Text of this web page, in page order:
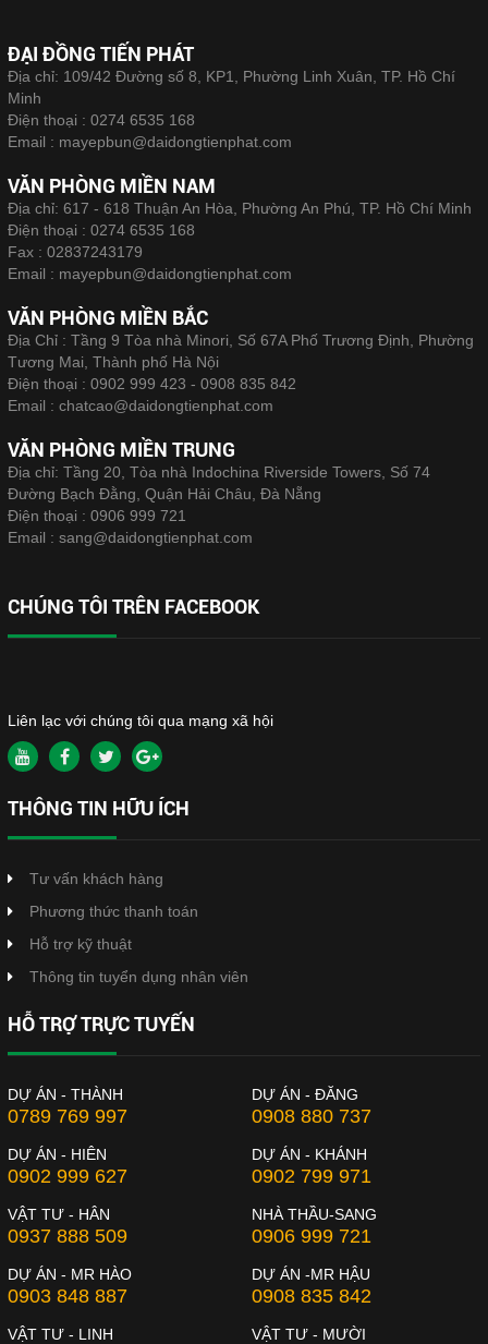
ĐẠI ĐỒNG TIẾN PHÁT
Địa chỉ: 109/42 Đường số 8, KP1, Phường Linh Xuân, TP. Hồ Chí
Minh
Điện thoại : 0274 6535 168
Email : mayepbun@daidongtienphat.com
VĂN PHÒNG MIỀN NAM
Địa chỉ: 617 - 618 Thuận An Hòa, Phường An Phú, TP. Hồ Chí Minh
Điện thoại : 0274 6535 168
Fax : 02837243179
Email : mayepbun@daidongtienphat.com
VĂN PHÒNG MIỀN BẮC
Địa Chỉ : Tầng 9 Tòa nhà Minori, Số 67A Phố Trương Định, Phường
Tương Mai, Thành phố Hà Nội
Điện thoại : 0902 999 423 - 0908 835 842
Email : chatcao@daidongtienphat.com
VĂN PHÒNG MIỀN TRUNG
Địa chỉ: Tầng 20, Tòa nhà Indochina Riverside Towers, Số 74
Đường Bạch Đằng, Quận Hải Châu, Đà Nẵng
Điện thoại : 0906 999 721
Email : sang@daidongtienphat.com
CHÚNG TÔI TRÊN FACEBOOK
Liên lạc với chúng tôi qua mạng xã hội
THÔNG TIN HỮU ÍCH
Tư vấn khách hàng
Phương thức thanh toán
Hỗ trợ kỹ thuật
Thông tin tuyển dụng nhân viên
HỖ TRỢ TRỰC TUYẾN
DỰ ÁN - THÀNH
0789 769 997
DỰ ÁN - ĐĂNG
0908 880 737
DỰ ÁN - HIÊN
0902 999 627
DỰ ÁN - KHÁNH
0902 799 971
VẬT TƯ - HÂN
0937 888 509
NHÀ THẦU-SANG
0906 999 721
DỰ ÁN - MR HÀO
0903 848 887
DỰ ÁN -MR HẬU
0908 835 842
VẬT TƯ - LINH VẬT TƯ - MƯỜI